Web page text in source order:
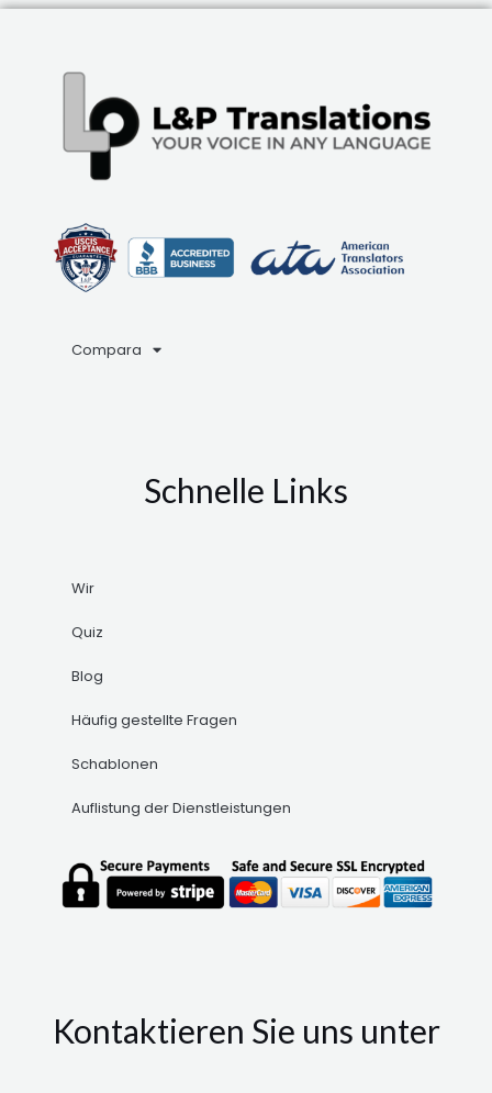
Compara
Schnelle Links
Wir
Quiz
Blog
Häufig gestellte Fragen
Schablonen
Auflistung der Dienstleistungen
Kontaktieren Sie uns unter